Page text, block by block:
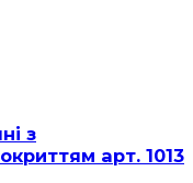
з
арт. 1013